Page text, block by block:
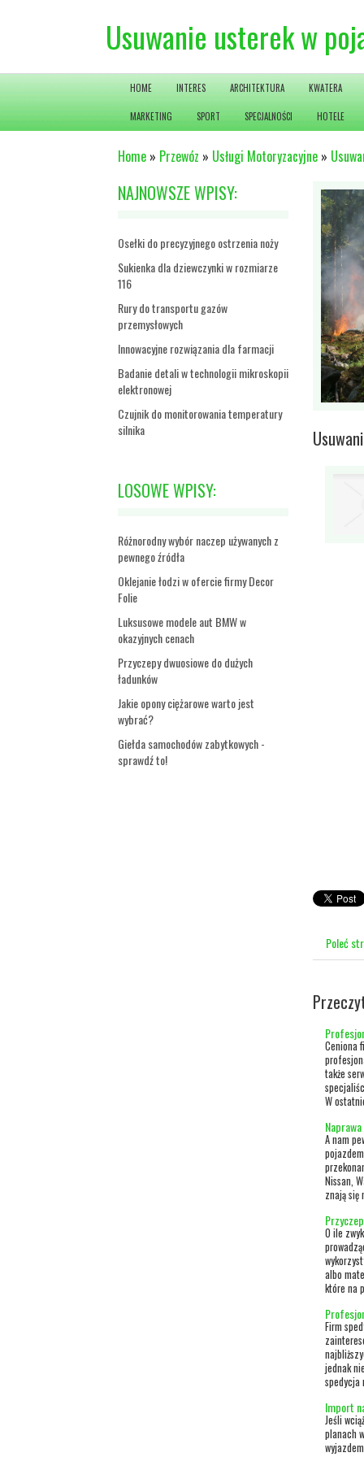
Usuwanie usterek w
HOME INTERES ARCHITEKTURA KWATERA
MARKETING SPORT SPECJALNOŚCI HOTELE
Home » Przewóz » Usługi Motoryzacyjne »
NAJNOWSZE WPISY:
Osełki do precyzyjnego ostrzenia noży
Sukienka dla dziewczynki w rozmiarze
116
Rury do transportu gazów
przemysłowych
Innowacyjne rozwiązania dla farmacji
Badanie detali w technologii mikroskopii
elektronowej
Czujnik do monitorowania temperatury
silnika
LOSOWE WPISY:
Różnorodny wybór naczep używanych z
pewnego źródła
Oklejanie łodzi w ofercie firmy Decor
Folie
Luksusowe modele aut BMW w
okazyjnych cenach
Przyczepy dwuosiowe do dużych
ładunków
Jakie opony ciężarowe warto jest
wybrać?
Giełda samochodów zabytkowych -
sprawdź to!
Poleć
Ceniona
także
W
A nam
Nissan,
znają
O ile
albo
które na
Firm
jednak
spedycja
Import
Jeśli
planach